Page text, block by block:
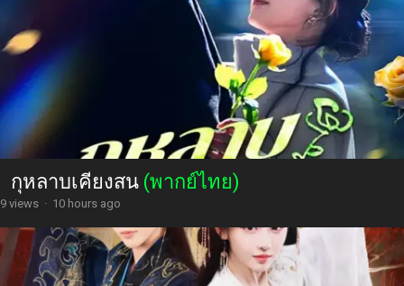
กุหลาบเคียงสน (พากย์ไทย)
9 views · 10 hours ago